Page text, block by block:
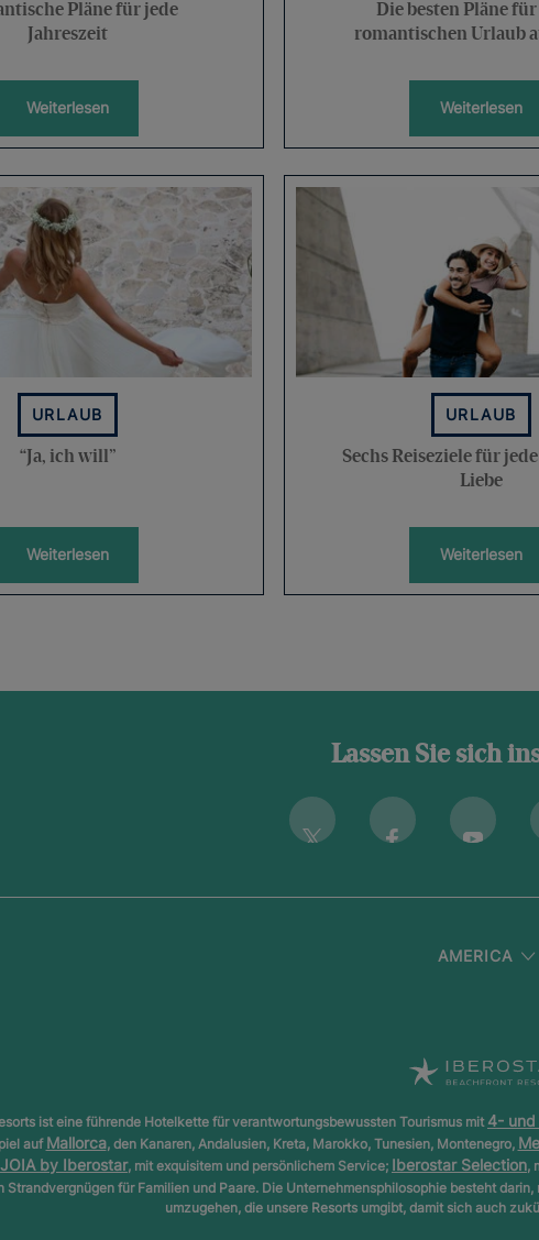
Pläne für jede
Jahreszeit
Weiterlesen
Die besten Pläne
romantischen Urlaub
Weiterlesen
URLAUB
“Ja, ich will”
Weiterlesen
URLAUB
Sechs Reiseziele für
Liebe
Weiterlesen
Lassen Sie sich
Twitter Facebook Youtube
AMERICA
ist eine führende Hotelkette für verantwortungsbewussten Tourismus mit 4-
auf Mallorca, den Kanaren, Andalusien, Kreta, Marokko, Tunesien, Montenegro,
JOIA by Iberostar, mit exquisitem und persönlichem Service; Iberostar Selection,
Strandvergnügen für Familien und Paare. Die Unternehmensphilosophie besteht
umzugehen, die unsere Resorts umgibt, damit sich auch